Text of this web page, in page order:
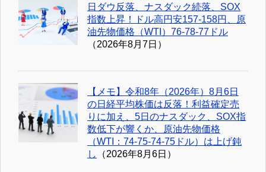
日ダウ反落、ナスダック続落、SOX
指数上昇！ドル高円安157-158円、原
油先物価格（WTI）76-78-77ドル
（2026年8月7日）
【メモ】令和8年（2026年）8月6日
の日経平均株価は反落！利益確定売
りに加え、5日のナスダック、SOX指
数低下が響くか、原油先物価格
（WTI：74-75-74-75ドル）は上げ鈍
し
（2026年8月6日）